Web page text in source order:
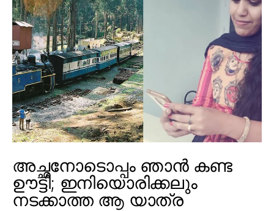
അച്ഛനോടൊപ്പം ഞാൻ കണ്ട
ഊട്ടി; ഇനിയൊരിക്കലും
നടക്കാത്ത ആ യാത്ര